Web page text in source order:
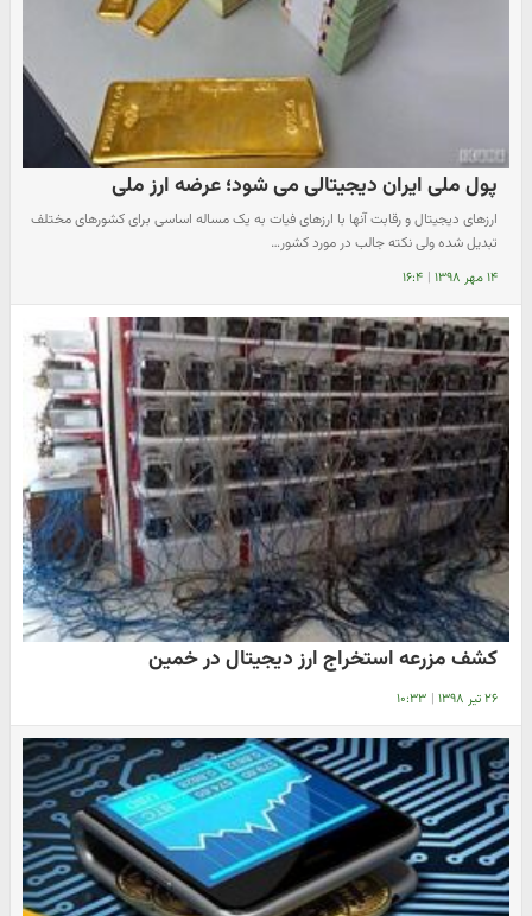
پول ملی ایران دیجیتالی می شود؛ عرضه ارز ملی
ارزهای دیجیتال و رقابت آنها با ارزهای فیات به یک مساله اساسی برای کشورهای مختلف
تبدیل شده ولی نکته جالب در مورد کشور…
۱۴ مهر ۱۳۹۸ | ۱۶:۴
کشف مزرعه استخراج ارز دیجیتال در خمین
۲۶ تیر ۱۳۹۸ | ۱۰:۳۳